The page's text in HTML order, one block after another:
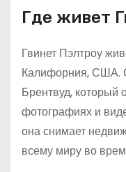
Где живет
Гвинет Пэлтроу
Калифорния, США.
Брентвуд, который
фотографиях и
она снимает
всему миру во